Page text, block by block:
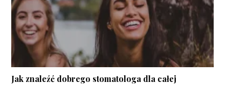
Jak znaleźć dobrego stomatologa dla całej